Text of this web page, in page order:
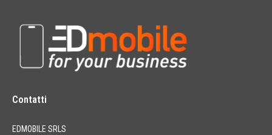
Contatti
EDMOBILE SRLS